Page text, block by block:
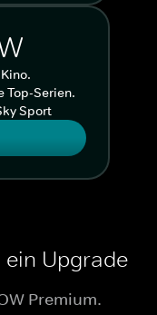
Top-Serien.
Sport
Upgrade
Premium.